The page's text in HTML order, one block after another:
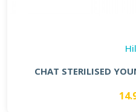
CHAT STERILISED